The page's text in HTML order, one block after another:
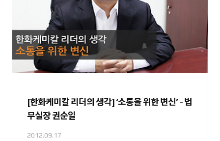
[한화케미칼 리더의 생각] ‘소통을 위한 변신’ - 법
무실장 권순일
2012.09.17